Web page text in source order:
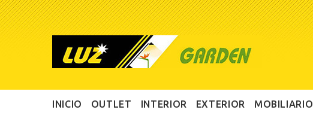
INICIO OUTLET INTERIOR EXTERIOR MOBILIARIO